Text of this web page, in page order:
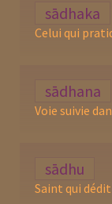
sādhaka
Celui qui
sādhana
Voie suivie
sādhu
Saint qui